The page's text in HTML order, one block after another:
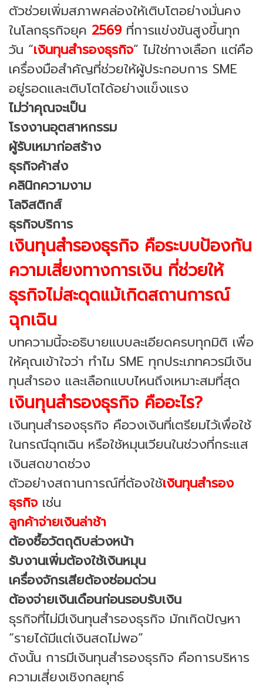
ตัวช่วยเพิ่มสภาพคล่องให้เติบโตอย่างมั่นคง
ในโลกธุรกิจยุค 2569 ที่การแข่งขันสูงขึ้นทุก
วัน “เงินทุนสำรองธุรกิจ” ไม่ใช่ทางเลือก แต่คือ
เครื่องมือสำคัญที่ช่วยให้ผู้ประกอบการ SME
อยู่รอดและเติบโตได้อย่างแข็งแรง
ไม่ว่าคุณจะเป็น
โรงงานอุตสาหกรรม
ผู้รับเหมาก่อสร้าง
ธุรกิจค้าส่ง
คลินิกความงาม
โลจิสติกส์
ธุรกิจบริการ
เงินทุนสำรองธุรกิจ คือระบบป้องกัน
ความเสี่ยงทางการเงิน ที่ช่วยให้
ธุรกิจไม่สะดุดแม้เกิดสถานการณ์
ฉุกเฉิน
บทความนี้จะอธิบายแบบละเอียดครบทุกมิติ เพื่อ
ให้คุณเข้าใจว่า ทำไม SME ทุกประเภทควรมีเงิน
ทุนสำรอง และเลือกแบบไหนถึงเหมาะสมที่สุด
เงินทุนสำรองธุรกิจ คืออะไร?
เงินทุนสำรองธุรกิจ คือวงเงินที่เตรียมไว้เพื่อใช้
ในกรณีฉุกเฉิน หรือใช้หมุนเวียนในช่วงที่กระแส
เงินสดขาดช่วง
ตัวอย่างสถานการณ์ที่ต้องใช้เงินทุนสำรอง
ธุรกิจ เช่น
ลูกค้าจ่ายเงินล่าช้า
ต้องซื้อวัตถุดิบล่วงหน้า
รับงานเพิ่มต้องใช้เงินหมุน
เครื่องจักรเสียต้องซ่อมด่วน
ต้องจ่ายเงินเดือนก่อนรอบรับเงิน
ธุรกิจที่ไม่มีเงินทุนสำรองธุรกิจ มักเกิดปัญหา
“รายได้มีแต่เงินสดไม่พอ”
ดังนั้น การมีเงินทุนสำรองธุรกิจ คือการบริหาร
ความเสี่ยงเชิงกลยุทธ์